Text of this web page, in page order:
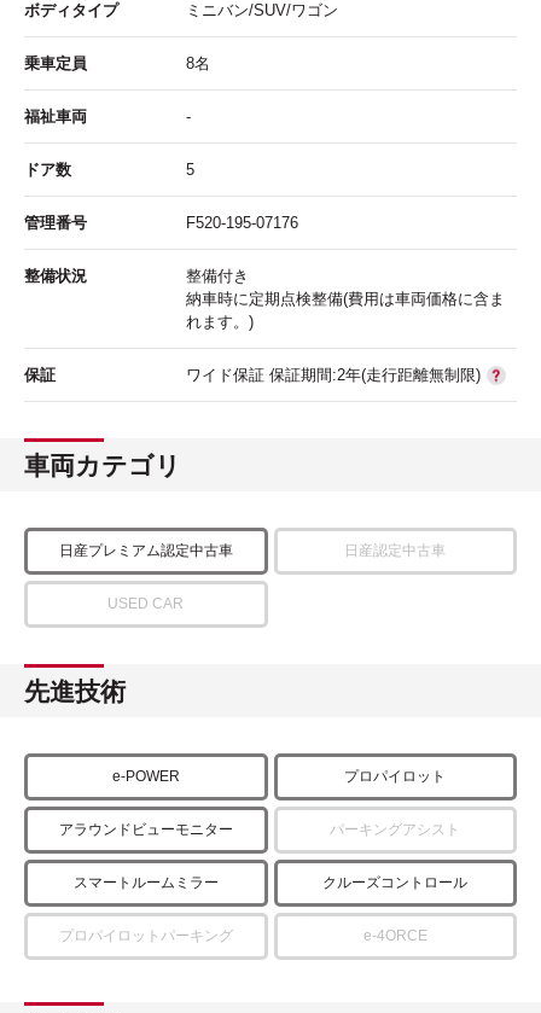
ボディタイプ ミニバン/SUV/ワゴン
乗車定員 8名
福祉車両 -
ドア数 5
管理番号 F520-195-07176
整備状況
整備付き
納車時に定期点検整備(費用は車両価格に含ま
れます。)
保証 ワイド保証 保証期間:2年(走行距離無制限)
車両カテゴリ
日産プレミアム認定中古車 日産認定中古車
USED CAR
先進技術
e-POWER プロパイロット
アラウンドビューモニター パーキングアシスト
スマートルームミラー クルーズコントロール
プロパイロットパーキング e-4ORCE